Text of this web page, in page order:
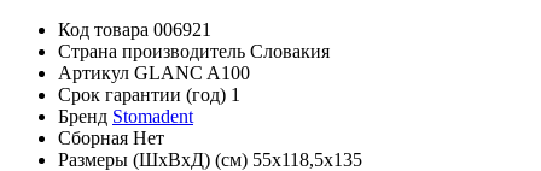
Код товара 006921
Страна производитель Словакия
Артикул GLANC A100
Срок гарантии (год) 1
Бренд Stomadent
Сборная Нет
Размеры (ШхВхД) (см) 55х118,5х135